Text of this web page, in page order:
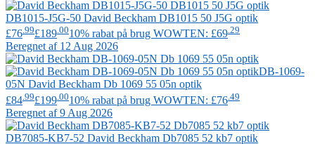
DB1015-J5G-50 David Beckham DB1015 50 J5G optik
£76.99£189.0010% rabat på brug WOWTEN: £69.29
Beregnet af 12 Aug 2026
DB-1069-
05N David Beckham Db 1069 55 05n optik
£84 .99£199 .0010% rabat på brug WOWTEN: £76 .49
Beregnet af 9 Aug 2026
DB7085-KB7-52 David Beckham Db7085 52 kb7 optik